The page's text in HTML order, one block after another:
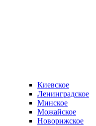
Киевское
Ленинградское
Минское
Можайское
Новорижское